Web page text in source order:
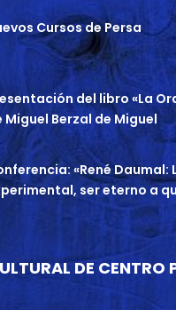
Cursos de Persa
del libro «La
Miguel Berzal de Miguel
«René
ser eterno a
DE CENTRO